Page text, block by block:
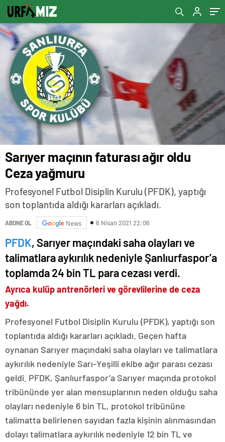
Sarıyer maçının faturası ağır oldu
Ceza yağmuru
Profesyonel Futbol Disiplin Kurulu (PFDK), yaptığı
son toplantıda aldığı kararları açıkladı.
ABONE OL News 6 Nisan 2021 22:06
PFDK, Sarıyer maçındaki saha olayları ve
talimatlara aykırılık nedeniyle Şanlıurfaspor’a
toplamda 24 bin TL para cezası verdi.
Ayrıca kulüp antrenörleri ve görevlilerine de ceza
yağdı.
Profesyonel Futbol Disiplin Kurulu (PFDK), yaptığı son
toplantıda aldığı kararları açıkladı. Geçen hafta
oynanan Sarıyer maçındaki saha olayları ve talimatlara
aykırılık nedeniyle Sarı-Yeşilli ekibe ağır parası cezası
geldi. PFDK, Şanlıurfaspor’a Sarıyer maçında protokol
tribününde yer alan mensuplarının neden olduğu saha
olayları nedeniyle 6 bin TL, protokol tribününe
talimatta belirlenen sayıdan fazla kişinin alınmasından
dolayı talimatlara aykırılık nedeniyle 12 bin TL ve